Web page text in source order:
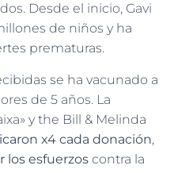
Desde el inicio, Gavi
de niños y ha
prematuras.
se ha vacunado a
de 5 años. La
y the Bill & Melinda
x4 cada donación,
los esfuerzos contra la